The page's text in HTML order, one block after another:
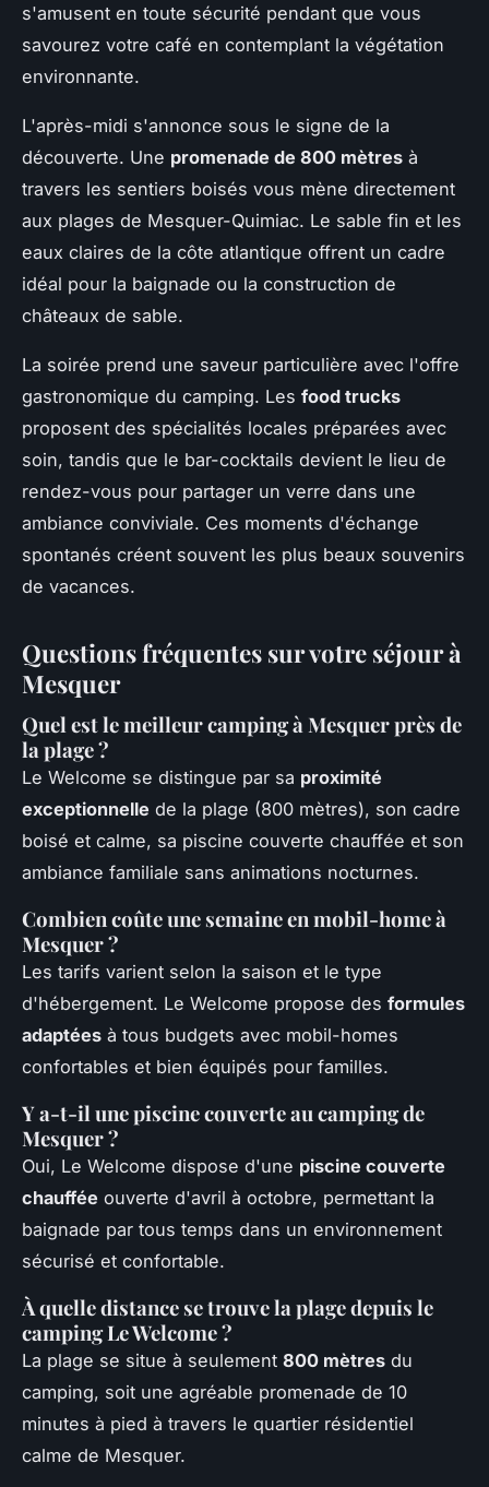
s'amusent en toute sécurité pendant que vous
savourez votre café en contemplant la végétation
environnante.
L'après-midi s'annonce sous le signe de la
découverte. Une promenade de 800 mètres à
travers les sentiers boisés vous mène directement
aux plages de Mesquer-Quimiac. Le sable fin et les
eaux claires de la côte atlantique offrent un cadre
idéal pour la baignade ou la construction de
châteaux de sable.
La soirée prend une saveur particulière avec l'offre
gastronomique du camping. Les food trucks
proposent des spécialités locales préparées avec
soin, tandis que le bar-cocktails devient le lieu de
rendez-vous pour partager un verre dans une
ambiance conviviale. Ces moments d'échange
spontanés créent souvent les plus beaux souvenirs
de vacances.
Questions fréquentes sur votre séjour à
Mesquer
Quel est le meilleur camping à Mesquer près de
la plage ?
Le Welcome se distingue par sa proximité
exceptionnelle de la plage (800 mètres), son cadre
boisé et calme, sa piscine couverte chauffée et son
ambiance familiale sans animations nocturnes.
Combien coûte une semaine en mobil-home à
Mesquer ?
Les tarifs varient selon la saison et le type
d'hébergement. Le Welcome propose des formules
adaptées à tous budgets avec mobil-homes
confortables et bien équipés pour familles.
Y a-t-il une piscine couverte au camping de
Mesquer ?
Oui, Le Welcome dispose d'une piscine couverte
chauffée ouverte d'avril à octobre, permettant la
baignade par tous temps dans un environnement
sécurisé et confortable.
À quelle distance se trouve la plage depuis le
camping Le Welcome ?
La plage se situe à seulement 800 mètres du
camping, soit une agréable promenade de 10
minutes à pied à travers le quartier résidentiel
calme de Mesquer.